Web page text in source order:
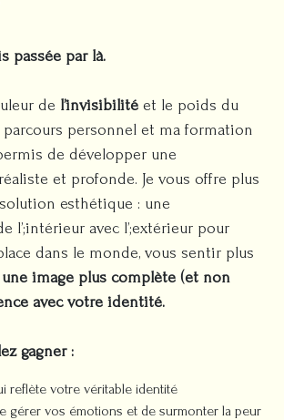
passée par là.
de l’invisibilité et le poids du
personnel et ma formation
de développer une
et profonde. Je vous offre plus
esthétique : une
l’;intérieur avec l’;extérieur pour
dans le monde, vous sentir plus
une image plus complète (et non
avec votre identité.
gagner :
reflète votre véritable identité
gérer vos émotions et de surmonter la peur